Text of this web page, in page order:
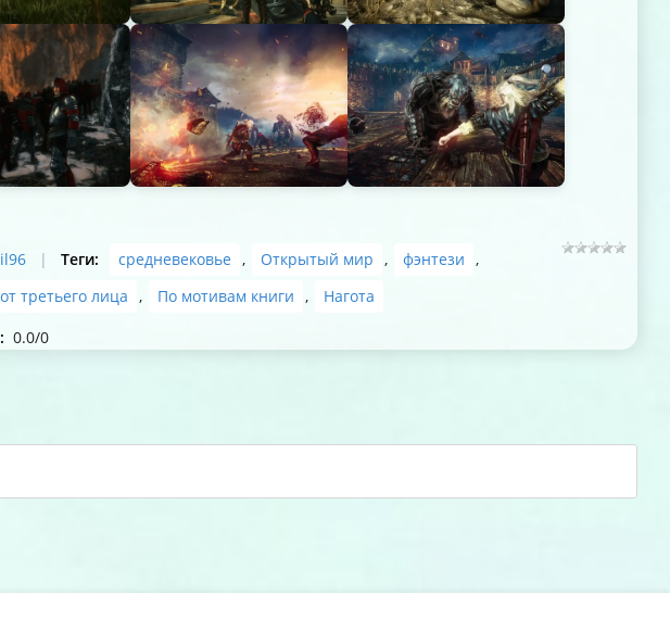
| Теги: средневековье , Открытый мир , фэнтези ,
от третьего лица , По мотивам книги ,
Нагота
: 0.0/0